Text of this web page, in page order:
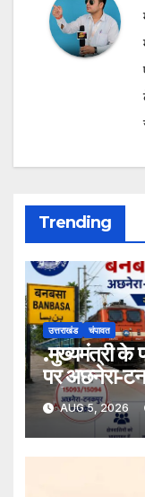
Trending
उत्तराखंड चंपावत
.मुख्यमंत्री के
पर अछनेरा-
स्वीकृत
AUG 5, 2026